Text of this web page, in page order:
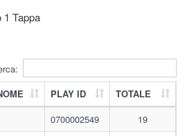
1 Tappa
PLAY ID
TOTALE
0700002549
19